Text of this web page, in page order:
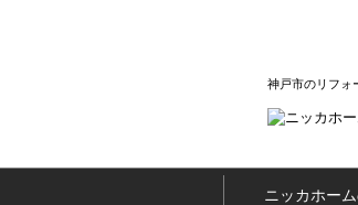
神戸市のリフォ
ニッカホー